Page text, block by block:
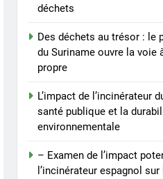
déchets
Des déchets au trésor : le
du Suriname ouvre la voie
propre
L’impact de l’incinérateur
santé publique et la
environnementale
– Examen de l’impact
l’incinérateur espagnol